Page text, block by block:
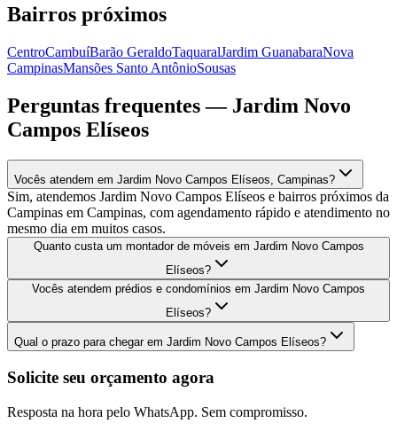
Bairros próximos
CentroCambuíBarão GeraldoTaquaralJardim GuanabaraNova
CampinasMansões Santo AntônioSousas
Perguntas frequentes — Jardim Novo
Campos Elíseos
Vocês atendem em Jardim Novo Campos Elíseos, Campinas?
Sim, atendemos Jardim Novo Campos Elíseos e bairros próximos da
Campinas em Campinas, com agendamento rápido e atendimento no
mesmo dia em muitos casos.
Quanto custa um montador de móveis em Jardim Novo Campos
Elíseos?
Vocês atendem prédios e condomínios em Jardim Novo Campos
Elíseos?
Qual o prazo para chegar em Jardim Novo Campos Elíseos?
Solicite seu orçamento agora
Resposta na hora pelo WhatsApp. Sem compromisso.